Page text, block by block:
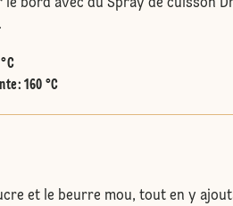
bord avec du Spray de cuisson
: 160 °C
et le beurre mou, tout en y